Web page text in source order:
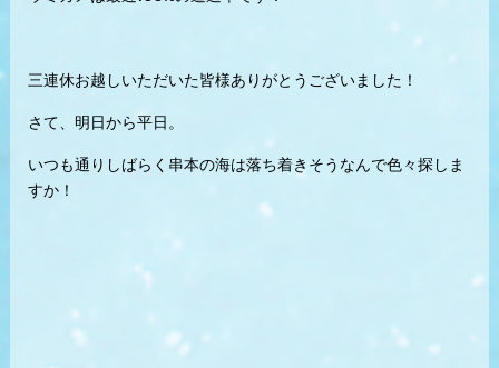
三連休お越しいただいた皆様ありがとうございました！
さて、明日から平日。
いつも通りしばらく串本の海は落ち着きそうなんで色々探しま
すか！